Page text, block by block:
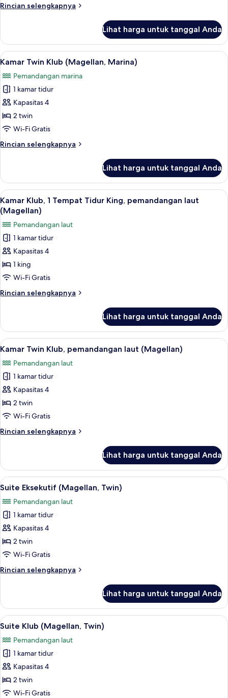
laut
Rincian selengkapnya
Rincian
Kamar
Twin
Deluks,
laut
Lihat harga untuk tanggal Anda
Lihat
semua
foto
untuk
Kamar
Twin
Klub
Marina)
Minibar, brankas, meja kerja, dan
5
Kamar Twin Klub (Magellan, Marina)
Pemandangan marina
1 kamar tidur
Kapasitas 4
2 twin
Wi-Fi Gratis
Rincian selengkapnya
Rincian
Kamar
Twin
Klub
(Magellan,
Marina)
Lihat harga untuk tanggal Anda
Lihat
semua
foto
untuk
Kamar
Klub,
1
Tempat
Tidur
King,
laut
(Magellan)
Kamar Klub, 1 Tempat Tidur King,
5
Kamar Klub, 1 Tempat Tidur King, pemandangan laut
(Magellan)
Pemandangan laut
1 kamar tidur
Kapasitas 4
1 king
Wi-Fi Gratis
Rincian selengkapnya
Rincian
Kamar
Klub,
1
Tidur
King,
pemandangan
laut
(Magellan)
Lihat harga untuk tanggal Anda
Lihat
semua
foto
untuk
Kamar
Twin
Klub,
laut
Minibar, brankas, meja kerja, dan
7
Kamar Twin Klub, pemandangan laut (Magellan)
Pemandangan laut
1 kamar tidur
Kapasitas 4
2 twin
Wi-Fi Gratis
Rincian selengkapnya
Rincian
Kamar
Twin
Klub,
laut
(Magellan)
Lihat harga untuk tanggal Anda
Lihat
semua
foto
untuk
Suite
Eksekutif
(Magellan,
Suite Eksekutif (Magellan, Twin) |
6
Suite Eksekutif (Magellan, Twin)
Pemandangan laut
1 kamar tidur
Kapasitas 4
2 twin
Wi-Fi Gratis
Rincian selengkapnya
Rincian
Suite
Eksekutif
(Magellan,
Lihat harga untuk tanggal Anda
Lihat
semua
foto
untuk
Suite
Klub
(Magellan,
Suite Klub (Magellan, Twin) |
5
Suite Klub (Magellan, Twin)
Pemandangan laut
1 kamar tidur
Kapasitas 4
2 twin
Wi-Fi Gratis